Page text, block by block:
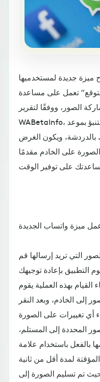
جديدة لمستخدميها
تعمل على مساعدة
الصور، ووفقًا لتقرير
WABetaInfo، سيتمكن تطبيق واتساب من التنبؤ بموعد
ويكون الغرض
على الخادم مقدمًا
ميزة واتساب الجديدة
التي تريد إرسالها قم
التطبيق بإعادة توجيهك
بهذه العملية يقوم
إلى الخادم، وبعد النقر
أي تغييرات على الصورة
المحددة إلى المستلم،
بالفعل باستخدام علامة
لمدة أقل من ثانية
تم تسليم الصورة إلى